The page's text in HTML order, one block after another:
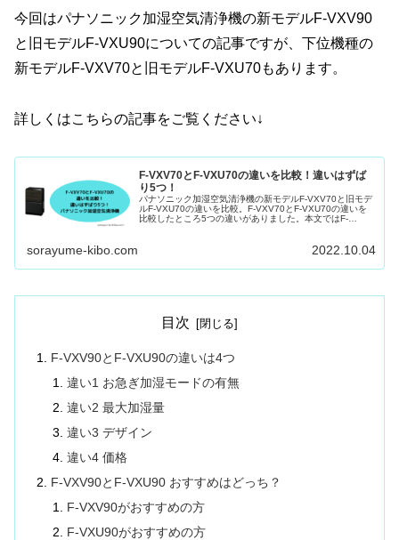
今回はパナソニック加湿空気清浄機の新モデルF-VXV90
と旧モデルF-VXU90についての記事ですが、下位機種の
新モデルF-VXV70と旧モデルF-VXU70もあります。
詳しくはこちらの記事をご覧ください↓
F-VXV70とF-VXU70の違いを比較！違いはずば
り5つ！
パナソニック加湿空気清浄機の新モデルF-VXV70と旧モデ
ルF-VXU70の違いを比較。F-VXV70とF-VXU70の違いを
比較したところ5つの違いがありました。本文ではF-
sorayume-kibo.com 2022.10.04
目次
F-VXV90とF-VXU90の違いは4つ
違い1 お急ぎ加湿モードの有無
違い2 最大加湿量
違い3 デザイン
違い4 価格
F-VXV90とF-VXU90 おすすめはどっち？
F-VXV90がおすすめの方
F-VXU90がおすすめの方